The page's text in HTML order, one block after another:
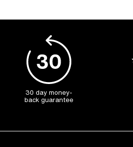
30 day money-
back guarantee